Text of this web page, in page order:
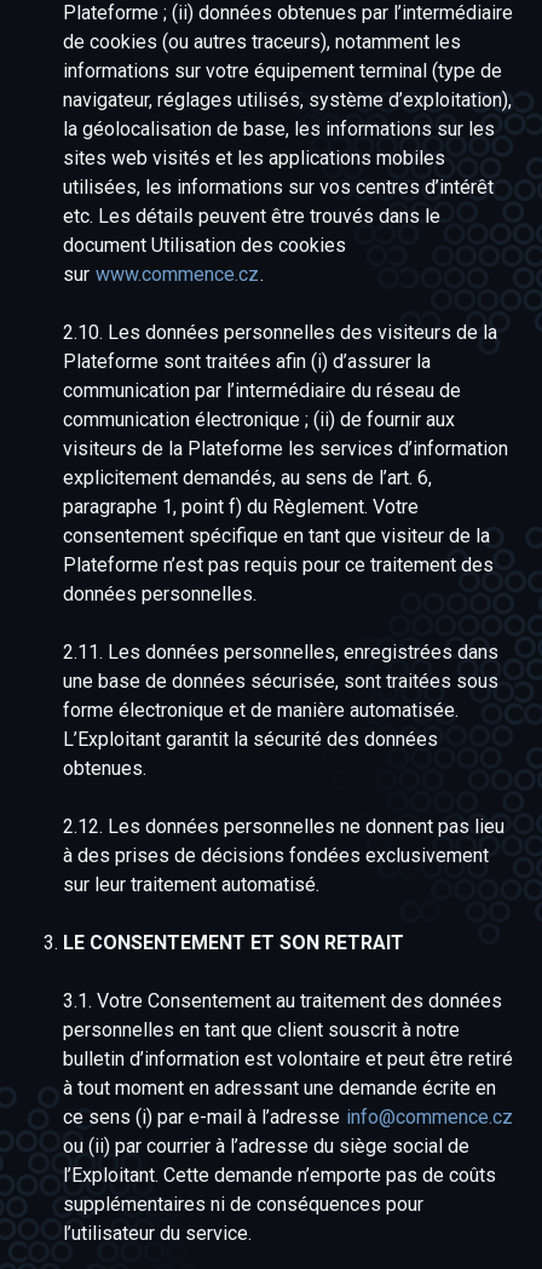
Plateforme ; (ii) données obtenues par l’intermédiaire
de cookies (ou autres traceurs), notamment les
informations sur votre équipement terminal (type de
navigateur, réglages utilisés, système d’exploitation),
la géolocalisation de base, les informations sur les
sites web visités et les applications mobiles
utilisées, les informations sur vos centres d’intérêt
etc. Les détails peuvent être trouvés dans le
document Utilisation des cookies
sur www.commence.cz.
2.10. Les données personnelles des visiteurs de la
Plateforme sont traitées afin (i) d’assurer la
communication par l’intermédiaire du réseau de
communication électronique ; (ii) de fournir aux
visiteurs de la Plateforme les services d’information
explicitement demandés, au sens de l’art. 6,
paragraphe 1, point f) du Règlement. Votre
consentement spécifique en tant que visiteur de la
Plateforme n’est pas requis pour ce traitement des
données personnelles.
2.11. Les données personnelles, enregistrées dans
une base de données sécurisée, sont traitées sous
forme électronique et de manière automatisée.
L’Exploitant garantit la sécurité des données
obtenues.
2.12. Les données personnelles ne donnent pas lieu
à des prises de décisions fondées exclusivement
sur leur traitement automatisé.
LE CONSENTEMENT ET SON RETRAIT
3.1. Votre Consentement au traitement des données
personnelles en tant que client souscrit à notre
bulletin d’information est volontaire et peut être retiré
à tout moment en adressant une demande écrite en
ce sens (i) par e-mail à l’adresse info@commence.cz
ou (ii) par courrier à l’adresse du siège social de
l’Exploitant. Cette demande n’emporte pas de coûts
supplémentaires ni de conséquences pour
l’utilisateur du service.